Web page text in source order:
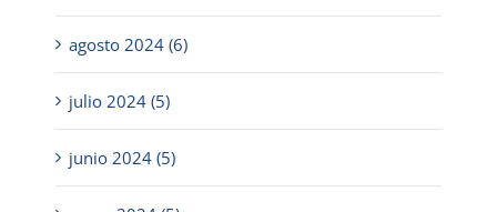
agosto 2024 (6)
julio 2024 (5)
junio 2024 (5)